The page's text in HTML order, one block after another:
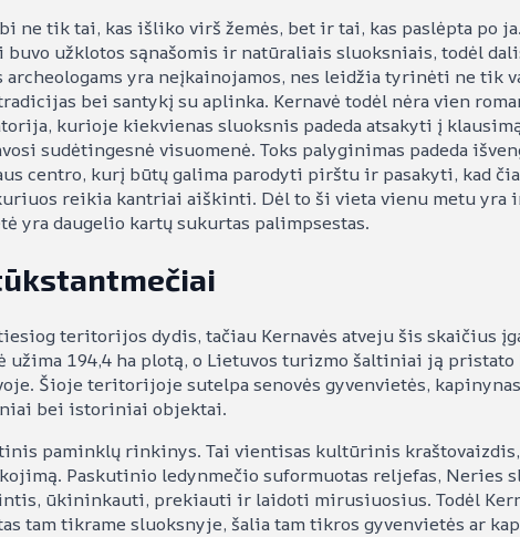
ne tik tai, kas išliko virš žemės, bet ir tai, kas paslėpta po
užklotos sąnašomis ir natūraliais sluoksniais, todėl
yra neįkainojamos, nes leidžia tyrinėti ne tik
bei santykį su aplinka. Kernavė todėl nėra vien
kurioje kiekvienas sluoksnis padeda atsakyti į
sudėtingesnė visuomenė. Toks palyginimas padeda
centro, kurį būtų galima parodyti pirštu ir pasakyti, kad
reikia kantriai aiškinti. Dėl to ši vieta vienu metu yra
yra daugelio kartų sukurtas palimpsestas.
teritorijos dydis, tačiau Kernavės atveju šis skaičius
užima 194,4 ha plotą, o Lietuvos turizmo šaltiniai ją
Šioje teritorijoje sutelpa senovės gyvenvietės,
bei istoriniai objektai.
paminklų rinkinys. Tai vientisas kultūrinis
Paskutinio ledynmečio suformuotas reljefas,
ūkininkauti, prekiauti ir laidoti mirusiuosius. Todėl
tam tikrame sluoksnyje, šalia tam tikros gyvenvietės ar